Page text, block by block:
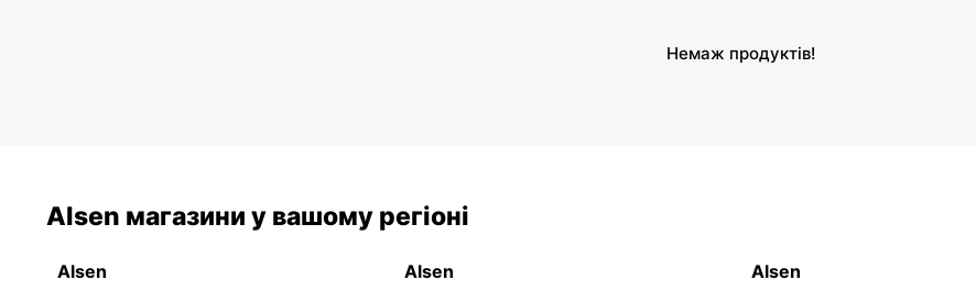
Немаж продуктів!
Alsen магазини у вашому регіоні
Alsen Alsen Alsen